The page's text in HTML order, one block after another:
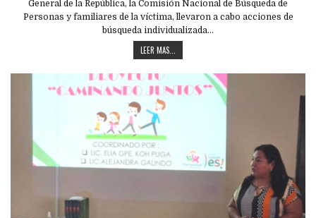
General de la República, la Comisión Nacional de Búsqueda de
Personas y familiares de la víctima, llevaron a cabo acciones de
búsqueda individualizada…
LEER MAS...